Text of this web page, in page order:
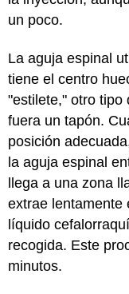
un poco.
La aguja espinal
tiene el centro
"estilete," otro tipo
fuera un tapón.
posición
la aguja espinal
llega a una zona
extrae lentamente
líquido
recogida. Este
minutos.